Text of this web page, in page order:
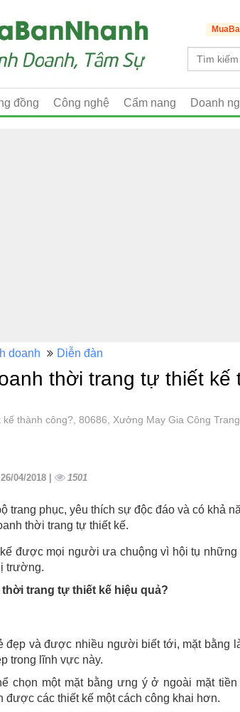
đồng Công nghệ Cẩm nang Doanh
doanh Diễn đàn
thời trang tự thiết kế
thành công?, 80686, Xưởng May Gia Công
| 26/04/2018 | 1501
trang phục, yêu thích sự độc đáo và có khả
thời trang tự thiết kế.
được mọi người ưa chuộng vì hội tụ những
trường.
trang tự thiết kế hiệu quả?
và được nhiều người biết tới, mặt bằng
trong lĩnh vực này.
chọn một mặt bằng ưng ý ở ngoài mặt
các thiết kế một cách công khai hơn.